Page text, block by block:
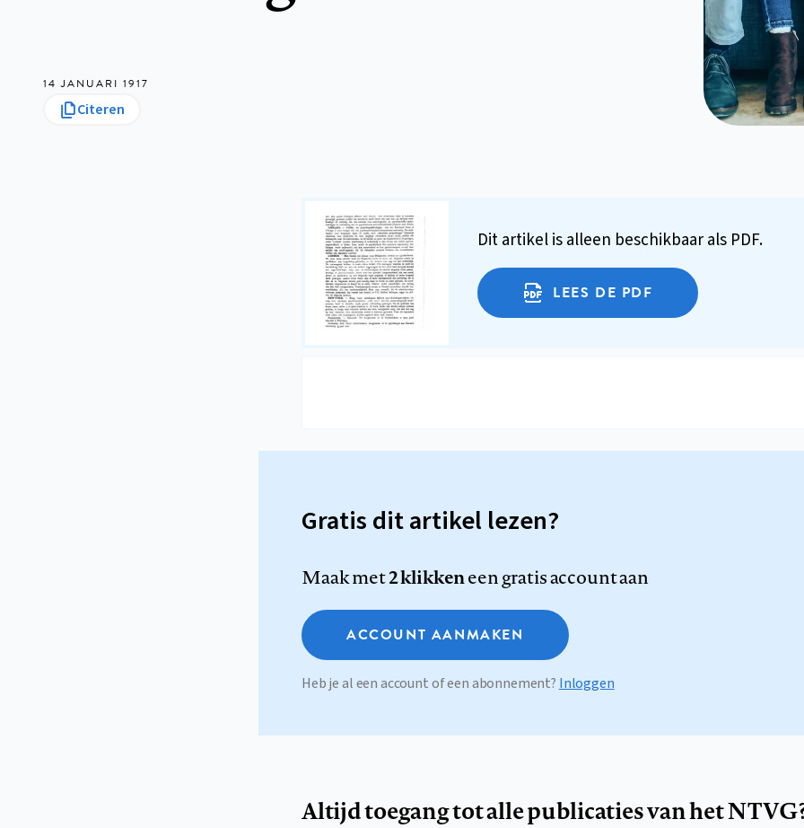
14 JANUARI 1917
Citeren
Dit artikel is alleen beschikbaar als PDF.
LEES DE PDF
Gratis dit artikel lezen?
Maak met2 klikkeneen gratis account aan
ACCOUNT AANMAKEN
Heb je al een account of een abonnement? Inloggen
Altijd toegang tot alle publicaties van het